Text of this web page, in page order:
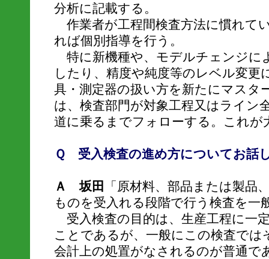
分析に記載する。
作業者が工程間検査方法に慣れて
れば個別指導を行う。
特に新機種や、モデルチェンジに
したり、精度や純度等のレベル変更
具・測定器の扱い方を新たにマスタ
は、検査部門が対象工程又はライン
道に乗るまでフォローする。これが
Ｑ 受入検査の進め方についてお話
Ａ 坂田
「原材料、部品または製品
ものを受入れる段階で行う検査を一
受入検査の目的は、生産工程に一
ことであるが、一般にこの検査では
会計上の処置がなされるのが普通で